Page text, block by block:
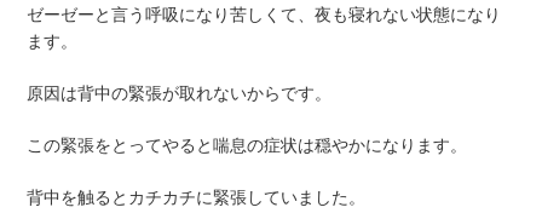
ゼーゼーと言う呼吸になり苦しくて、夜も寝れない状態になり
ます。
原因は背中の緊張が取れないからです。
この緊張をとってやると喘息の症状は穏やかになります。
背中を触るとカチカチに緊張していました。